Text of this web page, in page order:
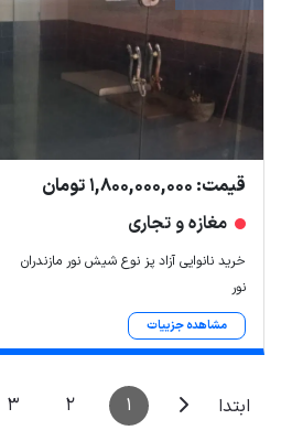
Leaflet| Map data ©ariamarz.com
قیمت: 1,800,000,000 تومان
مغازه و تجاری
خرید نانوایی آزاد پز نوع شیش نور مازندران
نور
مشاهده جزییات
ابتدا 1
2
3